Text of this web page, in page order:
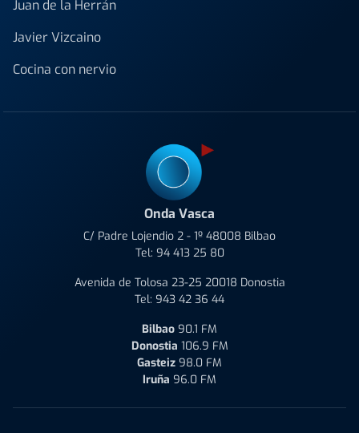
Juan de la Herrán
Javier Vizcaino
Cocina con nervio
Onda Vasca
C/ Padre Lojendio 2 - 1º 48008 Bilbao
Tel: 94 413 25 80
Avenida de Tolosa 23-25 20018 Donostia
Tel: 943 42 36 44
Bilbao 90.1 FM
Donostia 106.9 FM
Gasteiz 98.0 FM
Iruña 96.0 FM